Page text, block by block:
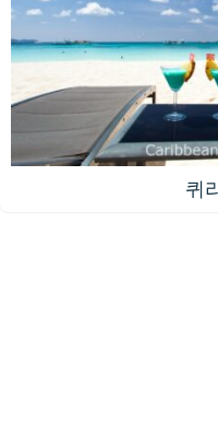
퀴